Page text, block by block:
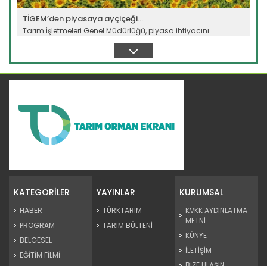
TİGEM’den piyasaya ayçiçeği...
Tarım İşletmeleri Genel Müdürlüğü, piyasa ihtiyacını
Devamını Oku ->
KATEGORİLER
HABER
PROGRAM
BELGESEL
EĞİTİM FİLMİ
YAYINLAR
TÜRKTARIM
TARIM BÜLTENİ
KURUMSAL
KVKK AYDINLATMA
METNİ
KÜNYE
İLETİŞİM